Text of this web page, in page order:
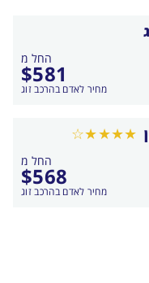
החל מ
$581
מחיר לאדם בהרכב זוג
החל מ
$568
מחיר לאדם בהרכב זוג